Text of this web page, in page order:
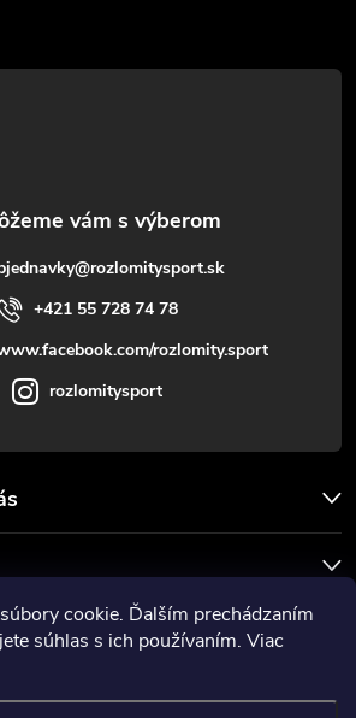
cookie. Ďalším prechádzaním
súhlas s ich používaním. Viac
@rozlomitysport.sk
+421 55 728 74 78
rozlomity.sport
rozlomitysport
platby